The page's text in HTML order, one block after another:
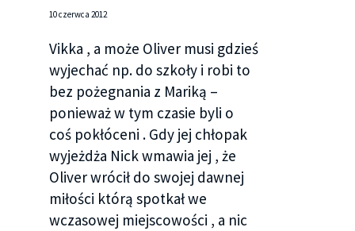
Odsunęłam się od Oliwera, a on niechętnie usiadł.
– Idziesz z nami? – zapytał z nadzieją.
Niechętnie zaprzeczyłam.
– Czekają na mnie koleżanki, mieszkają w
pensjonacie obok – wyjaśniłam, widząc jego
zawiedzioną minę.
– Spotkamy się później?
10 czerwca 2012
Vikka , a może Oliver musi gdzieś
wyjechać np. do szkoły i robi to
bez pożegnania z Mariką –
ponieważ w tym czasie byli o
coś pokłóceni . Gdy jej chłopak
wyjeżdża Nick wmawia jej , że
Oliver wrócił do swojej dawnej
miłości którą spotkał we
wczasowej miejscowości , a nic